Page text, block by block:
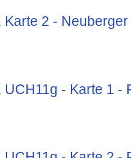
Karte 2 -
- Karte 1 -